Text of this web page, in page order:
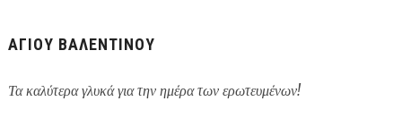
ΑΓΊΟΥ ΒΑΛΕΝΤΊΝΟΥ
Τα καλύτερα γλυκά για την ημέρα των ερωτευμένων!